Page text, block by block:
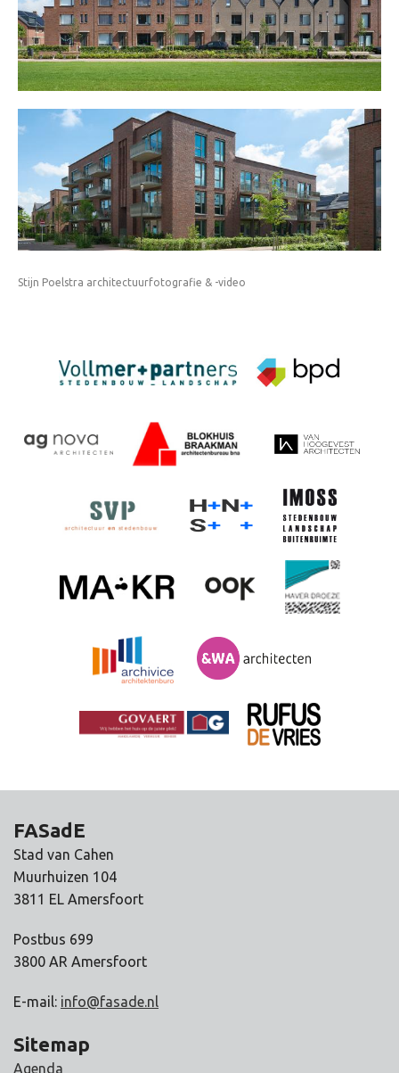
Stijn Poelstra architectuurfotografie & -video
FASadE
Stad van Cahen
Muurhuizen 104
3811 EL Amersfoort
Postbus 699
3800 AR Amersfoort
E-mail: info@fasade.nl
Sitemap
Agenda